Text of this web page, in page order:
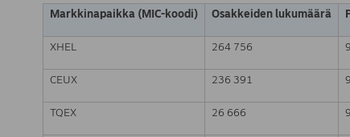
Markkinapaikka (MIC-koodi) Osakkeiden lukumäärä
XHEL 264 756
CEUX 236 391
TQEX 26 666